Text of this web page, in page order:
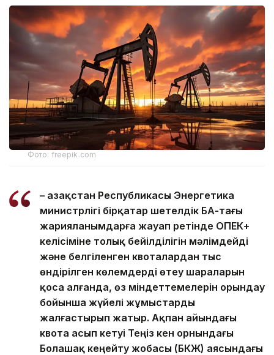
Фото: freepik.com
– Қазақстан Республикасы Энергетика
министрлігі бірқатар шетелдік БАҚ-тағы
жарияланымдарға жауап ретінде ОПЕК+
келісіміне толық бейілділігін мәлімдейді
және белгіленген квоталардан тыс
өндірілген көлемдерді өтеу шараларын
қоса алғанда, өз міндеттемелерін орындау
бойынша жүйелі жұмыстарды
жалғастырып жатыр. Ақпан айындағы
квота асып кетуі Теңіз кен орнындағы
Болашақ кеңейту жобасы (БКЖ) аясындағы